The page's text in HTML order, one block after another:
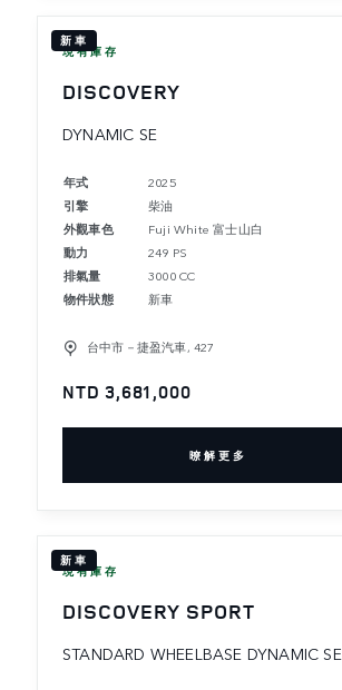
新車
現有庫存
DISCOVERY
DYNAMIC SE
年式
2025
引擎
柴油
外觀車色
Fuji White 富士山白
動力
249 PS
排氣量
3000 CC
物件狀態
新車
台中市－捷盈汽車, 427
NTD 3,681,000
暸解更多
新車
現有庫存
DISCOVERY SPORT
STANDARD WHEELBASE DYNAMIC SE